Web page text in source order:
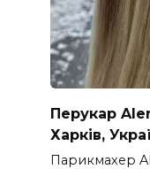
Перукар
Харків,
Парикмахер